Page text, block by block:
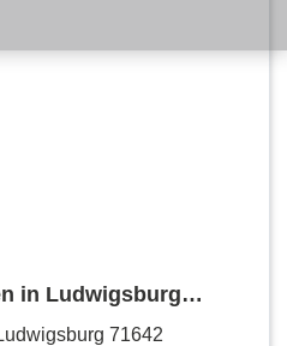
in Ludwigsburg
71642